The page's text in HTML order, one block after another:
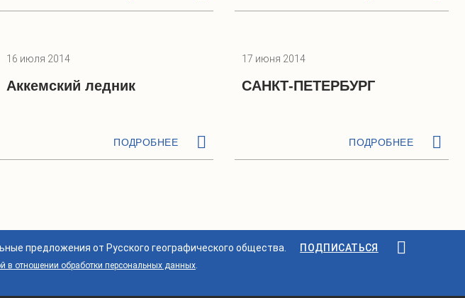
16 июля 2014
Аккемский ледник
ПОДРОБНЕЕ
17 июня 2014
САНКТ-ПЕТЕРБУРГ
ПОДРОБНЕЕ
предложения от Русского географического общества. ПОДПИСАТЬСЯ
в отношении обработки персональных данных.